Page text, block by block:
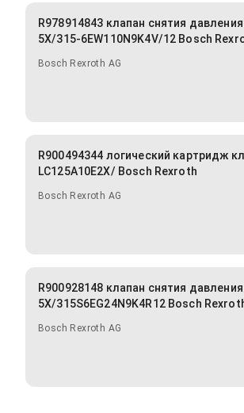
R978914843 клапан снятия давления
5X/315-6EW110N9K4V/12 Bosch
Bosch Rexroth AG
R900494344 логический картридж
LC125A10E2X/ Bosch Rexroth
Bosch Rexroth AG
R900928148 клапан снятия давления
5X/315S6EG24N9K4R12 Bosch
Bosch Rexroth AG